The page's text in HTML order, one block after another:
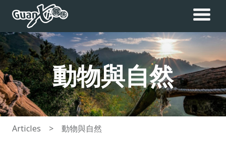
動物與自然
Articles > 動物與自然